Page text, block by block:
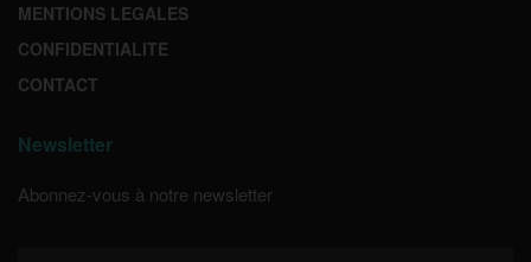
MENTIONS LEGALES
CONFIDENTIALITE
CONTACT
Newsletter
Abonnez-vous à notre newsletter